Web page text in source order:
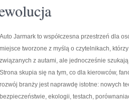
Auto Jarmark to współczesna przestrzeń dla
miejsce tworzone z myślą o czytelnikach,
związanych z autami, ale jednocześnie
Strona skupia się na tym, co dla kierowców,
rozwój branży jest naprawdę istotne: nowych
bezpieczeństwie, ekologii, testach,